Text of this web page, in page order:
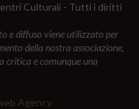
Culturali - Tutti i diritti
e diffuso viene utilizzato per
della nostra associazione,
critica e comunque una
Agency